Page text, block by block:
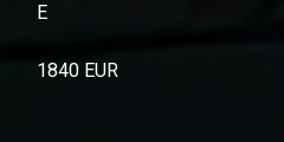
E
1840 EUR